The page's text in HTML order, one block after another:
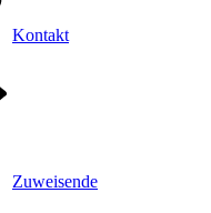
Kontakt
Zuweisende